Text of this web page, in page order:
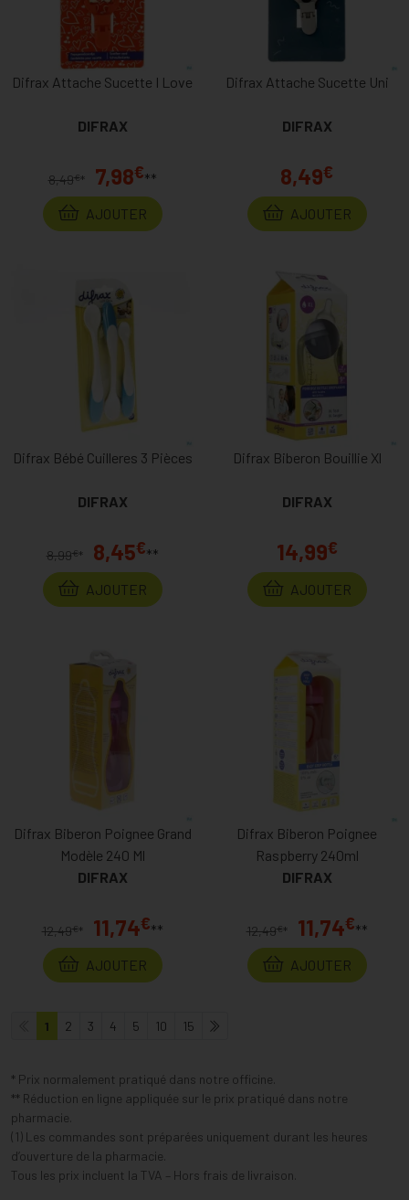
Difrax Attache Sucette I Love
DIFRAX
8,49€ * 7,98€**
AJOUTER
Difrax Attache Sucette Uni
DIFRAX
8,49€
AJOUTER
Difrax Bébé Cuilleres 3 Pièces
DIFRAX
8,99€ * 8,45€**
AJOUTER
Difrax Biberon Bouillie Xl
DIFRAX
14,99€
AJOUTER
Difrax Biberon Poignee Grand
Modèle 240 Ml
DIFRAX
12,49€ * 11,74€**
AJOUTER
Difrax Biberon Poignee
Raspberry 240ml
DIFRAX
12,49€ * 11,74€**
AJOUTER
1 2 3 4 5 10 15
* Prix normalement pratiqué dans notre officine.
** Réduction en ligne appliquée sur le prix pratiqué dans notre
pharmacie.
(1) Les commandes sont préparées uniquement durant les heures
d’ouverture de la pharmacie.
Tous les prix incluent la TVA – Hors frais de livraison.